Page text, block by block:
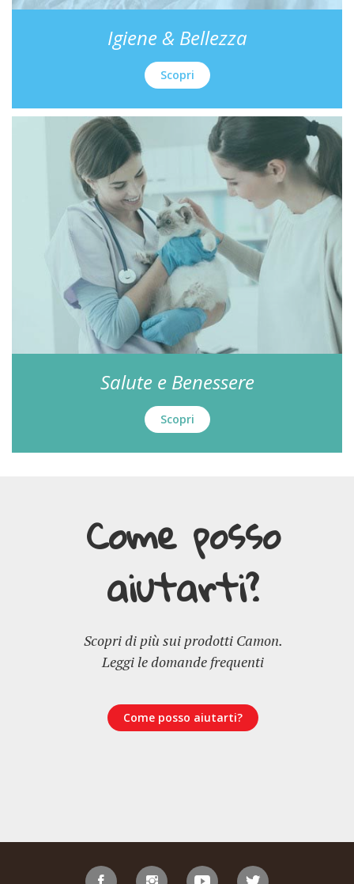
Igiene & Bellezza
Scopri
Salute e Benessere
Scopri
Come posso
aiutarti?
Scopri di più sui prodotti Camon.
Leggi le domande frequenti
Come posso aiutarti?